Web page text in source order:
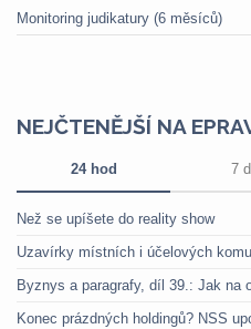
Monitoring judikatury (6 měsíců)
NEJČTENĚJŠÍ NA
24 hod 7
Než se upíšete do reality show
Uzavírky místních i účelových
Byznys a paragrafy, díl 39.: Jak na
Konec prázdných holdingů? NSS